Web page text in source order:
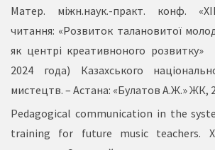
Матер. міжн.наук.-практ. конф.
читання: «Розвиток талановитої
як центрі креативноного
2024 года) Казахського
мистецтв. – Астана: «Булатов А.Ж.» ЖК,
Pedagogical communication in the
training for future music teachers.